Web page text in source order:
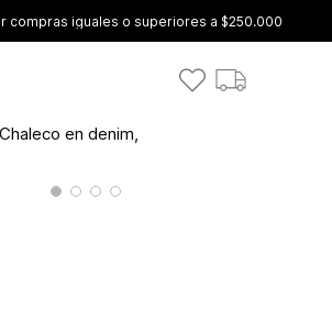
compras iguales o superiores a $250.000
Chaleco en denim,